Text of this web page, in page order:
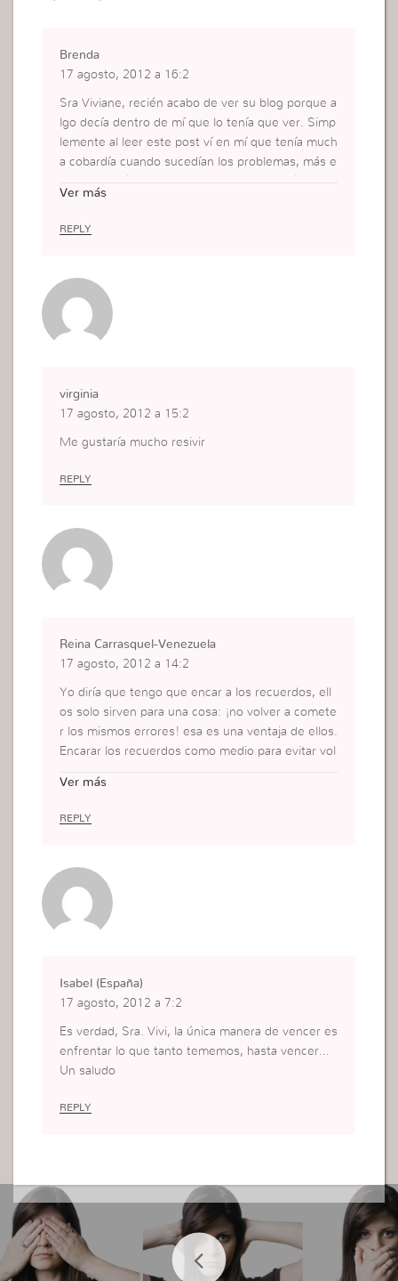
Brenda
17 agosto, 2012 a 16:2
Sra Viviane, recién acabo de ver su blog porque a
lgo decía dentro de mí que lo tenía que ver. Simp
lemente al leer este post ví en mí que tenía much
a cobardía cuando sucedían los problemas, más e
Ver más
REPLY
virginia
17 agosto, 2012 a 15:2
Me gustaría mucho resivir
REPLY
Reina Carrasquel-Venezuela
17 agosto, 2012 a 14:2
Yo diría que tengo que encar a los recuerdos, ell
os solo sirven para una cosa: ¡no volver a comete
r los mismos errores! esa es una ventaja de ellos.
Encarar los recuerdos como medio para evitar vol
Ver más
REPLY
Isabel (España)
17 agosto, 2012 a 7:2
Es verdad, Sra. Vivi, la única manera de vencer es
enfrentar lo que tanto tememos, hasta vencer…
Un saludo
REPLY